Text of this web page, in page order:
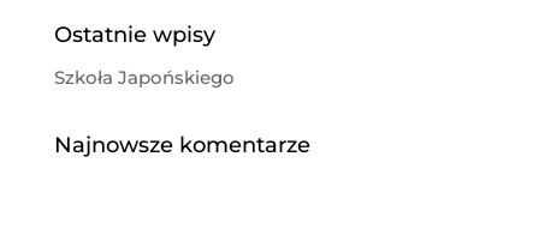
Ostatnie wpisy
Szkoła Japońskiego
Najnowsze komentarze